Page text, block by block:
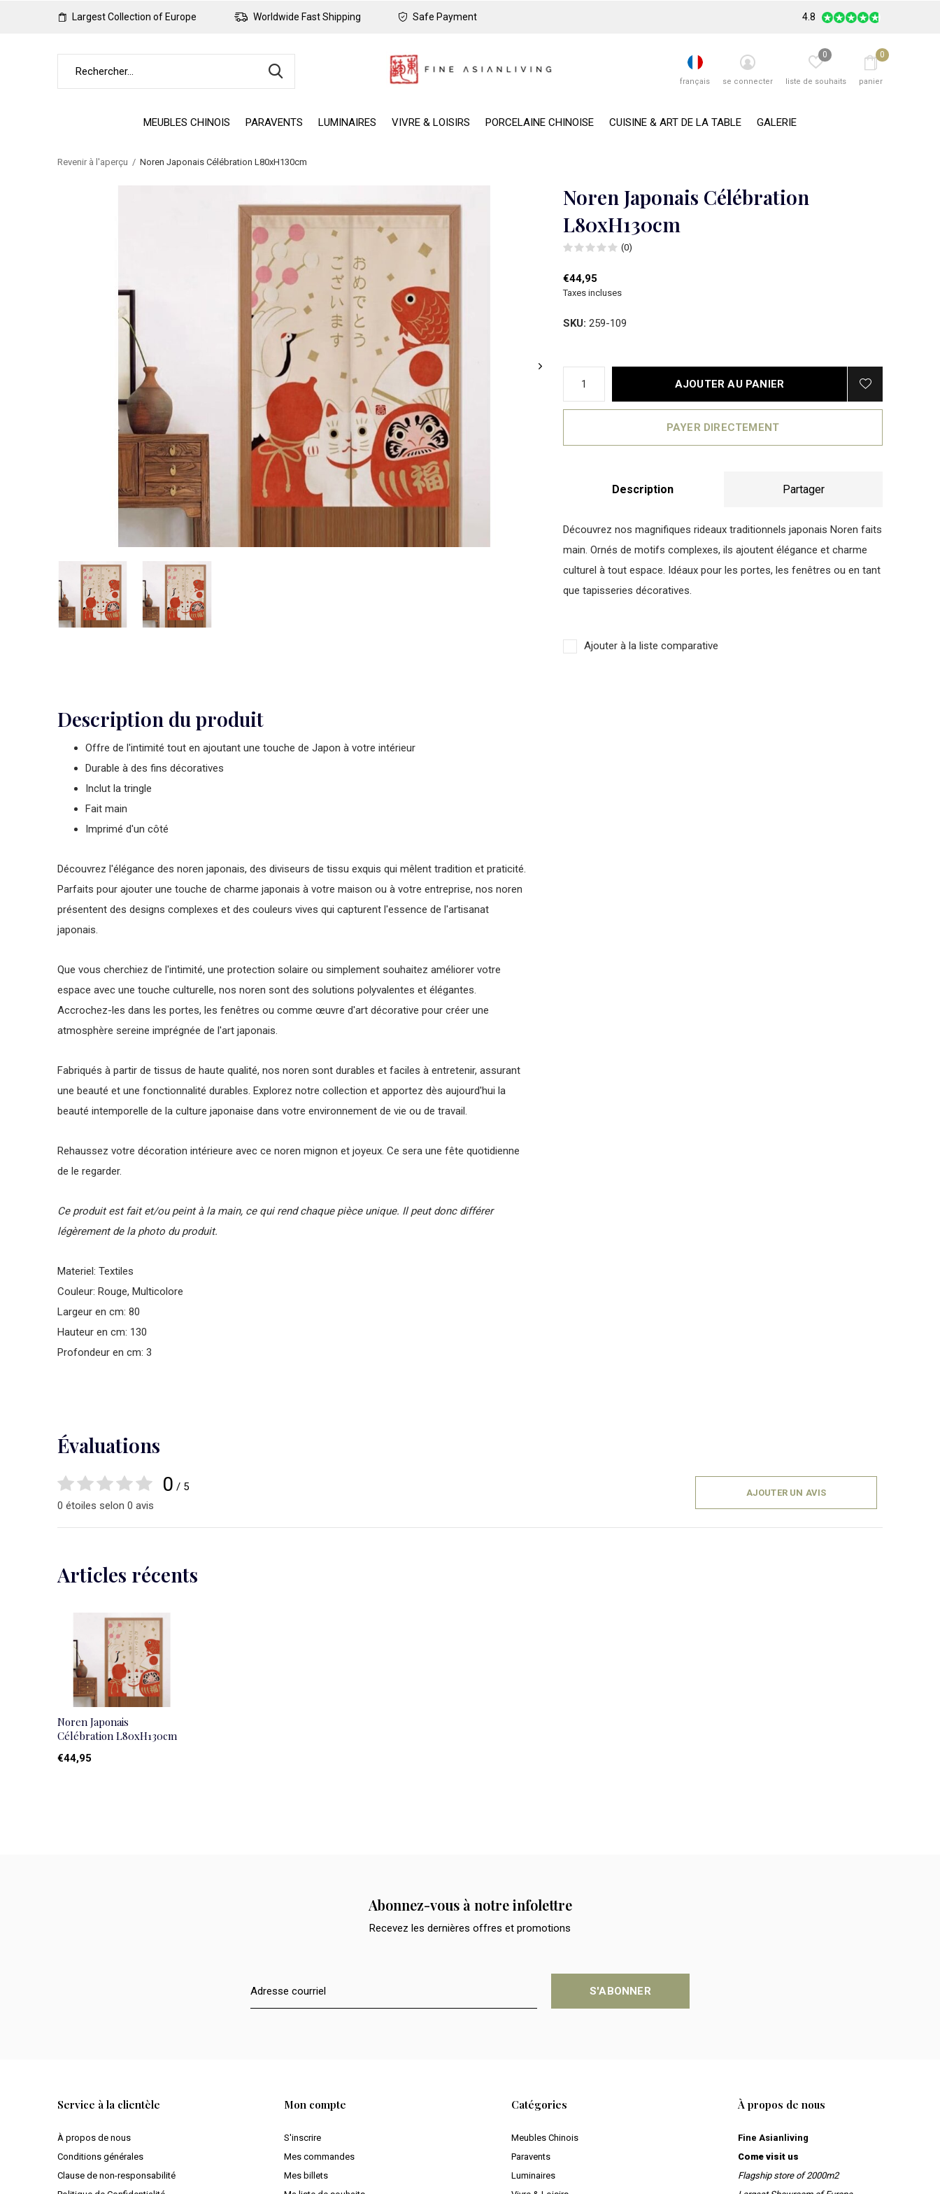
MEUBLES CHINOIS PARAVENTS LUMINAIRES VIVRE & LOISIRS PORCELAINE CHINOISE CUISINE & ART DE LA TABLE GALERIE
français se connecter liste de souhaits
0
panier
0
Largest Collection of Europe Worldwide Fast Shipping Safe Payment 4.8
Revenir à l'aperçu Noren Japonais Célébration L80xH130cm
Noren Japonais Célébration
L80xH130cm
(0)
€44,95
Taxes incluses
SKU: 259-109
AJOUTER AU PANIER
PAYER DIRECTEMENT
Description Partager
Découvrez nos magnifiques rideaux traditionnels japonais Noren faits
main. Ornés de motifs complexes, ils ajoutent élégance et charme
culturel à tout espace. Idéaux pour les portes, les fenêtres ou en tant
que tapisseries décoratives.
Ajouter à la liste comparative
Description du produit
Offre de l'intimité tout en ajoutant une touche de Japon à votre intérieur
Durable à des fins décoratives
Inclut la tringle
Fait main
Imprimé d'un côté
Découvrez l'élégance des noren japonais, des diviseurs de tissu exquis qui mêlent tradition et praticité.
Parfaits pour ajouter une touche de charme japonais à votre maison ou à votre entreprise, nos noren
présentent des designs complexes et des couleurs vives qui capturent l'essence de l'artisanat
japonais.
Que vous cherchiez de l'intimité, une protection solaire ou simplement souhaitez améliorer votre
espace avec une touche culturelle, nos noren sont des solutions polyvalentes et élégantes.
Accrochez-les dans les portes, les fenêtres ou comme œuvre d'art décorative pour créer une
atmosphère sereine imprégnée de l'art japonais.
Fabriqués à partir de tissus de haute qualité, nos noren sont durables et faciles à entretenir, assurant
une beauté et une fonctionnalité durables. Explorez notre collection et apportez dès aujourd'hui la
beauté intemporelle de la culture japonaise dans votre environnement de vie ou de travail.
Rehaussez votre décoration intérieure avec ce noren mignon et joyeux. Ce sera une fête quotidienne
de le regarder.
Ce produit est fait et/ou peint à la main, ce qui rend chaque pièce unique. Il peut donc différer
légèrement de la photo du produit.
Materiel: Textiles
Couleur: Rouge, Multicolore
Largeur en cm: 80
Hauteur en cm: 130
Profondeur en cm: 3
Évaluations
0 / 5
0 étoiles selon 0 avis
AJOUTER UN AVIS
Articles récents
Noren Japonais
Célébration L80xH130cm
€44,95
Abonnez-vous à notre infolettre
Recevez les dernières offres et promotions
S'ABONNER
Service à la clientèle
À propos de nous
Conditions générales
Clause de non-responsabilité
Mon compte
S'inscrire
Mes commandes
Mes billets
Catégories
Meubles Chinois
Paravents
Luminaires
À propos de nous
Fine Asianliving
Come visit us
Flagship store of 2000m2